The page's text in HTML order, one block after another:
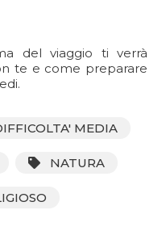
del viaggio ti verrà
te e come preparare
MEDIA
NATURA